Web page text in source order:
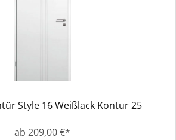
Style 16 Weißlack Kontur 25
ab 209,00 €*